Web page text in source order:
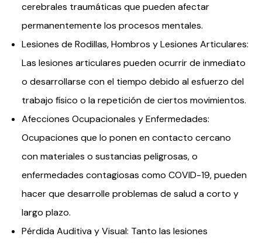
cerebrales traumáticas que pueden afectar
permanentemente los procesos mentales.
Lesiones de Rodillas, Hombros y Lesiones Articulares:
Las lesiones articulares pueden ocurrir de inmediato
o desarrollarse con el tiempo debido al esfuerzo del
trabajo físico o la repetición de ciertos movimientos.
Afecciones Ocupacionales y Enfermedades:
Ocupaciones que lo ponen en contacto cercano
con materiales o sustancias peligrosas, o
enfermedades contagiosas como COVID-19, pueden
hacer que desarrolle problemas de salud a corto y
largo plazo.
Pérdida Auditiva y Visual: Tanto las lesiones